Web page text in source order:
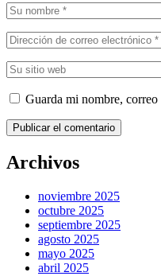
Guarda mi nombre,
Publicar el comentario
Archivos
noviembre 2025
octubre 2025
septiembre 2025
agosto 2025
mayo 2025
abril 2025